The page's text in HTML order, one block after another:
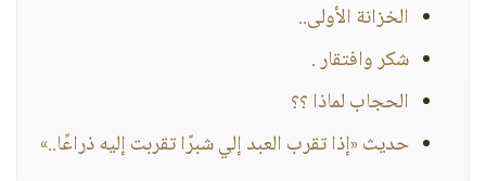
الخزانة الأولى..
شكر وافتقار .
الحجاب لماذا ؟؟
حديث «إذا تقرب العبد إلي شبرًا تقربت إليه ذراعًا..»